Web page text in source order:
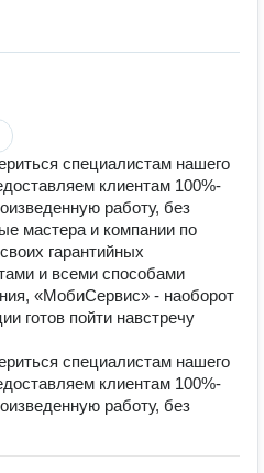
специалистам нашего
клиентам 100%-
работу, без
мастера и компании по
гарантийных
и всеми способами
«МобиСервис» - наоборот
готов пойти навстречу
специалистам нашего
клиентам 100%-
работу, без